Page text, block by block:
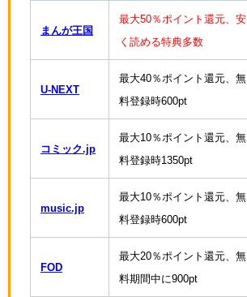
まんが王国
最大50％ポイント還元、安
く読める特典多数
U-NEXT
最大40％ポイント還元、無
料登録時600pt
コミック.jp
最大10％ポイント還元、無
料登録時1350pt
music.jp
最大10％ポイント還元、無
料登録時600pt
FOD
最大20％ポイント還元、無
料期間中に900pt